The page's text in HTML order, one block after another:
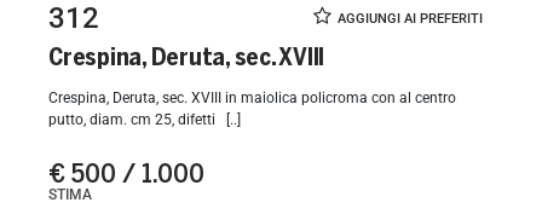
312
Crespina, Deruta, sec. XVIII
Crespina, Deruta, sec. XVIII in maiolica policroma con al centro
putto, diam. cm 25, difetti [..]
€ 500 / 1.000
STIMA